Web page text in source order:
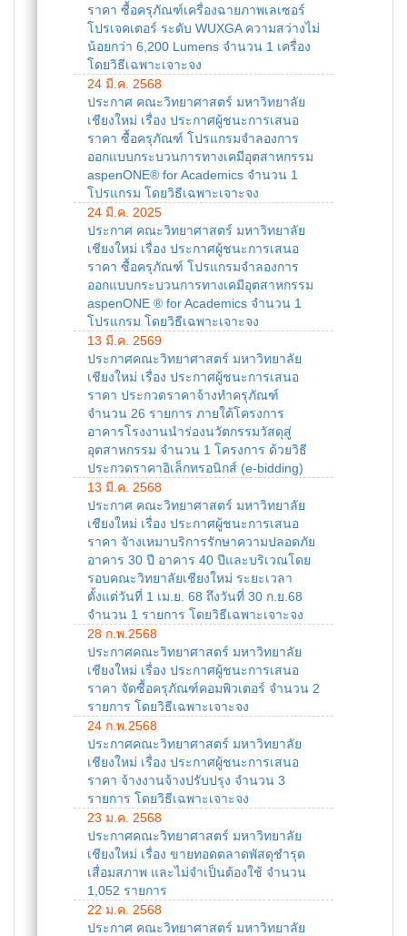
ราคา ซื้อครุภัณฑ์เครื่องฉายภาพเลเซอร์
โปรเจคเตอร์ ระดับ WUXGA ความสว่างไม่
น้อยกว่า 6,200 Lumens จำนวน 1 เครื่อง
โดยวิธีเฉพาะเจาะจง
24 มี.ค. 2568
ประกาศ คณะวิทยาศาสตร์ มหาวิทยาลัย
เชียงใหม่ เรื่อง ประกาศผู้ชนะการเสนอ
ราคา ซื้อครุภัณฑ์ โปรแกรมจำลองการ
ออกแบบกระบวนการทางเคมีอุตสาหกรรม
aspenONE® for Academics จำนวน 1
โปรแกรม โดยวิธีเฉพาะเจาะจง
24 มี.ค. 2025
ประกาศ คณะวิทยาศาสตร์ มหาวิทยาลัย
เชียงใหม่ เรื่อง ประกาศผู้ชนะการเสนอ
ราคา ซื้อครุภัณฑ์ โปรแกรมจำลองการ
ออกแบบกระบวนการทางเคมีอุตสาหกรรม
aspenONE ® for Academics จำนวน 1
โปรแกรม โดยวิธีเฉพาะเจาะจง
13 มี.ค. 2569
ประกาศคณะวิทยาศาสตร์ มหาวิทยาลัย
เชียงใหม่ เรื่อง ประกาศผู้ชนะการเสนอ
ราคา ประกวดราคาจ้างทำครุภัณฑ์
จำนวน 26 รายการ ภายใต้โครงการ
อาคารโรงงานนำร่องนวัตกรรมวัสดุสู่
อุตสาหกรรม จำนวน 1 โครงการ ด้วยวิธี
ประกวดราคาอิเล็กทรอนิกส์ (e-bidding)
13 มี.ค. 2568
ประกาศ คณะวิทยาศาสตร์ มหาวิทยาลัย
เชียงใหม่ เรื่อง ประกาศผู้ชนะการเสนอ
ราคา จัางเหมาบริการรักษาความปลอดภัย
อาคาร 30 ปี อาคาร 40 ปีและบริเวณโดย
รอบคณะวิทยาลัยเชียงใหม่ ระยะเวลา
ตั้งแต่วันที่ 1 เม.ย. 68 ถึงวันที่ 30 ก.ย.68
จำนวน 1 รายการ โดยวิธีเฉพาะเจาะจง
28 ก.พ.2568
ประกาศคณะวิทยาศาสตร์ มหาวิทยาลัย
เชียงใหม่ เรื่อง ประกาศผู้ชนะการเสนอ
ราคา จัดซื้อครุภัณฑ์คอมพิวเตอร์ จำนวน 2
รายการ โดยวิธีเฉพาะเจาะจง
24 ก.พ.2568
ประกาศคณะวิทยาศาสตร์ มหาวิทยาลัย
เชียงใหม่ เรื่อง ประกาศผู้ชนะการเสนอ
ราคา จ้างงานจ้างปรับปรุง จำนวน 3
รายการ โดยวิธีเฉพาะเจาะจง
23 ม.ค. 2568
ประกาศคณะวิทยาศาสตร์ มหาวิทยาลัย
เชียงใหม่ เรื่อง ขายทอดตลาดพัสดุชำรุด
เสื่อมสภาพ และไม่จำเป็นต้องใช้ จำนวน
1,052 รายการ
22 ม.ค. 2568
ประกาศ คณะวิทยาศาสตร์ มหาวิทยาลัย